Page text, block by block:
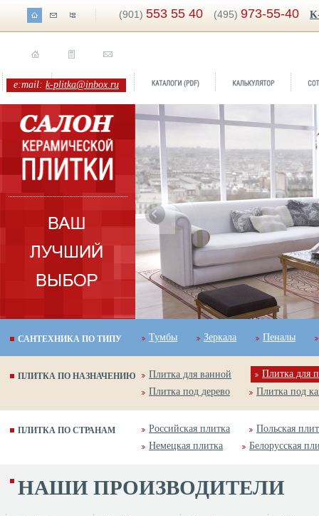
(901) 553 55 40 (495) 973-55-40
e:mail: k-plitka@inbox.ru
Бренд:
Onix
Коллекция:Halcon
САНТЕХНИКА ПО ТИПУ Тумбы Зеркала Пеналы
ПЛИТКА ПО НАЗНАЧЕНИЮ Плитка для ванной
Плитка для
Плитка под дерево
Плитка под
ПЛИТКА ПО СТРАНАМ Российская плитка
Польская
Немецкая плитка
Белорусская
НАШИ ПРОИЗВОДИТЕЛИ